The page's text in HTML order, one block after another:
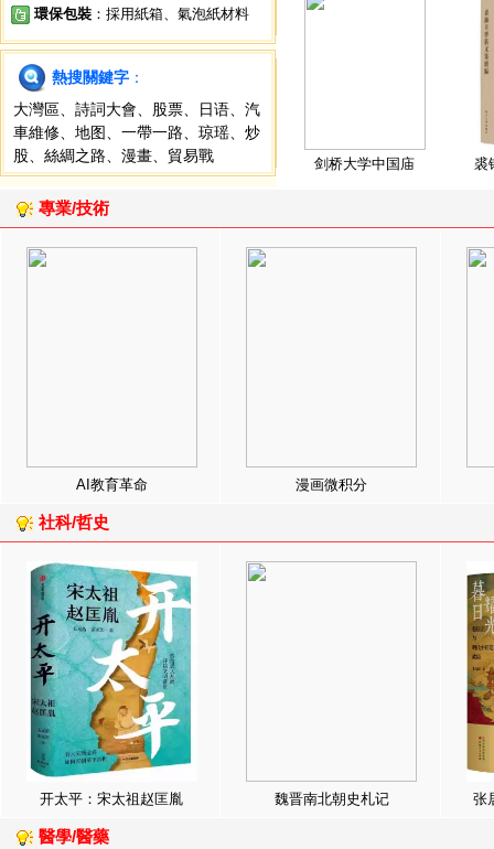
環保包裝 ：採用紙箱、氣泡紙材料
熱搜關鍵字 ：
大灣區
詩詞大會 股票 日语
汽
車維修
地图 一帶一路 琼瑶
炒
股
絲綢之路 漫畫 貿易戰 剑桥大学中国庙 裘
專業/技術
AI教育革命 漫画微积分
社科/哲史
开太平：宋太祖赵匡胤 魏晋南北朝史札记 张
醫學/醫藥